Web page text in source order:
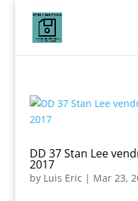
DD 37 Stan Lee
2017
by Luis Eric | Mar 23,